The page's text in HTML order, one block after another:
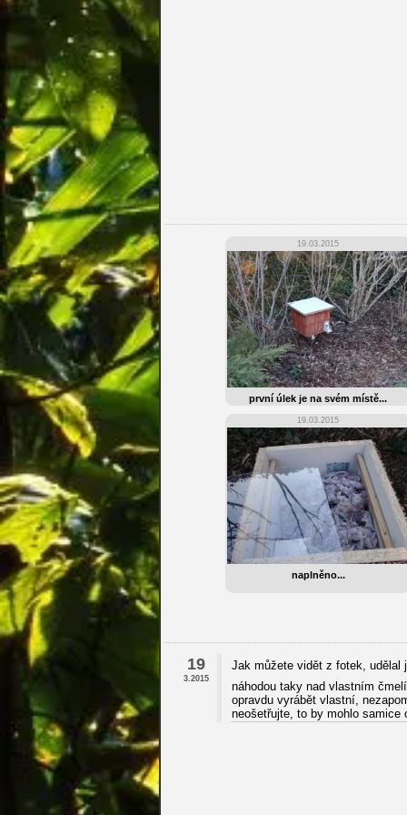
19.03.2015
první úlek je na svém místě...
19.03.2015
naplněno...
19
3.2015
Jak můžete vidět z fotek, udělal
náhodou taky nad vlastním
opravdu vyrábět vlastní,
neošetřujte, to by mohlo samice